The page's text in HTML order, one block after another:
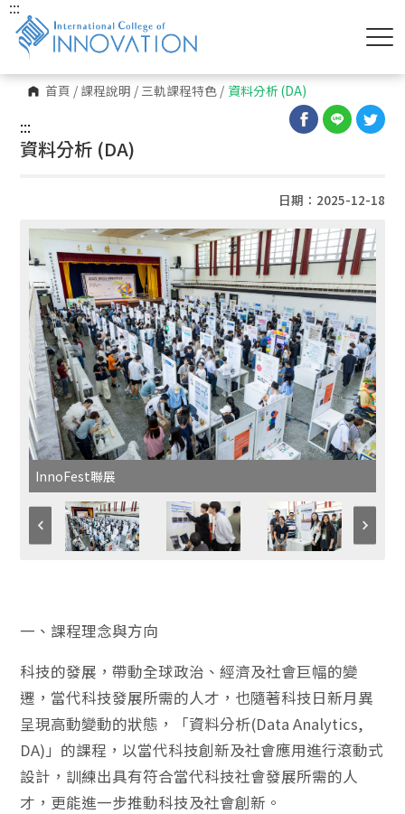
首頁 / 課程說明 / 三軌課程特色 / 資料分析 (DA)
:::
:::
資料分析 (DA)
日期：2025-12-18
InnoFest聯展
一、課程理念與方向
科技的發展，帶動全球政治、經濟及社會巨幅的變
遷，當代科技發展所需的人才，也隨著科技日新月異
呈現高動變動的狀態，「資料分析(Data Analytics,
DA)」的課程，以當代科技創新及社會應用進行滾動式
設計，訓練出具有符合當代科技社會發展所需的人
才，更能進一步推動科技及社會創新。